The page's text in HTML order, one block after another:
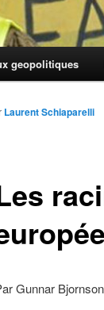
geopolitiques
Laurent Schiaparelli
Gunnar